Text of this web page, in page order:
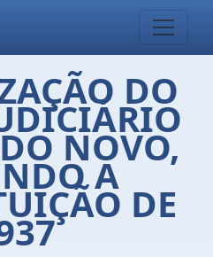
DO
NOVO,
A
DE